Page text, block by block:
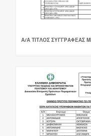
Α/Α ΤΙΤΛΟΣ ΣΥΓΓΡΑΦΕΑΣ